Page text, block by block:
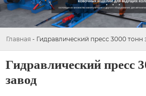
Главная - Гидравлический пресс 3000 тонн
Гидравлический пресс
завод